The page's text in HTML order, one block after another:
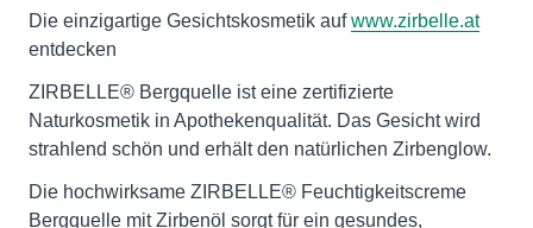
Die einzigartige Gesichtskosmetik aufwww.zirbelle.at
entdecken
ZIRBELLE® Bergquelle ist eine zertifizierte
Naturkosmetik in Apothekenqualität. Das Gesicht wird
strahlend schön und erhält den natürlichen Zirbenglow.
Die hochwirksame ZIRBELLE® Feuchtigkeitscreme
Bergquelle mit Zirbenöl sorgt für ein gesundes,